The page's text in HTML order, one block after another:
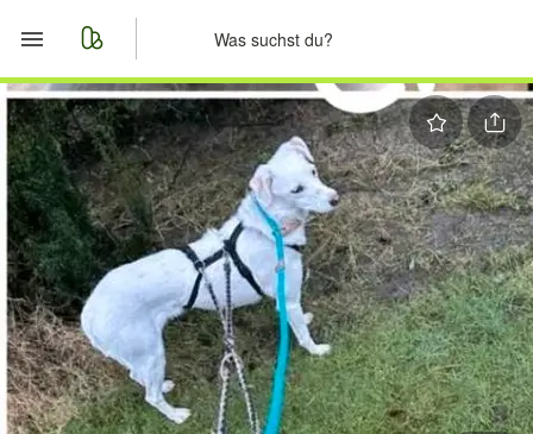
Start
Merkliste
Nachrichten
Anzeige aufgeben